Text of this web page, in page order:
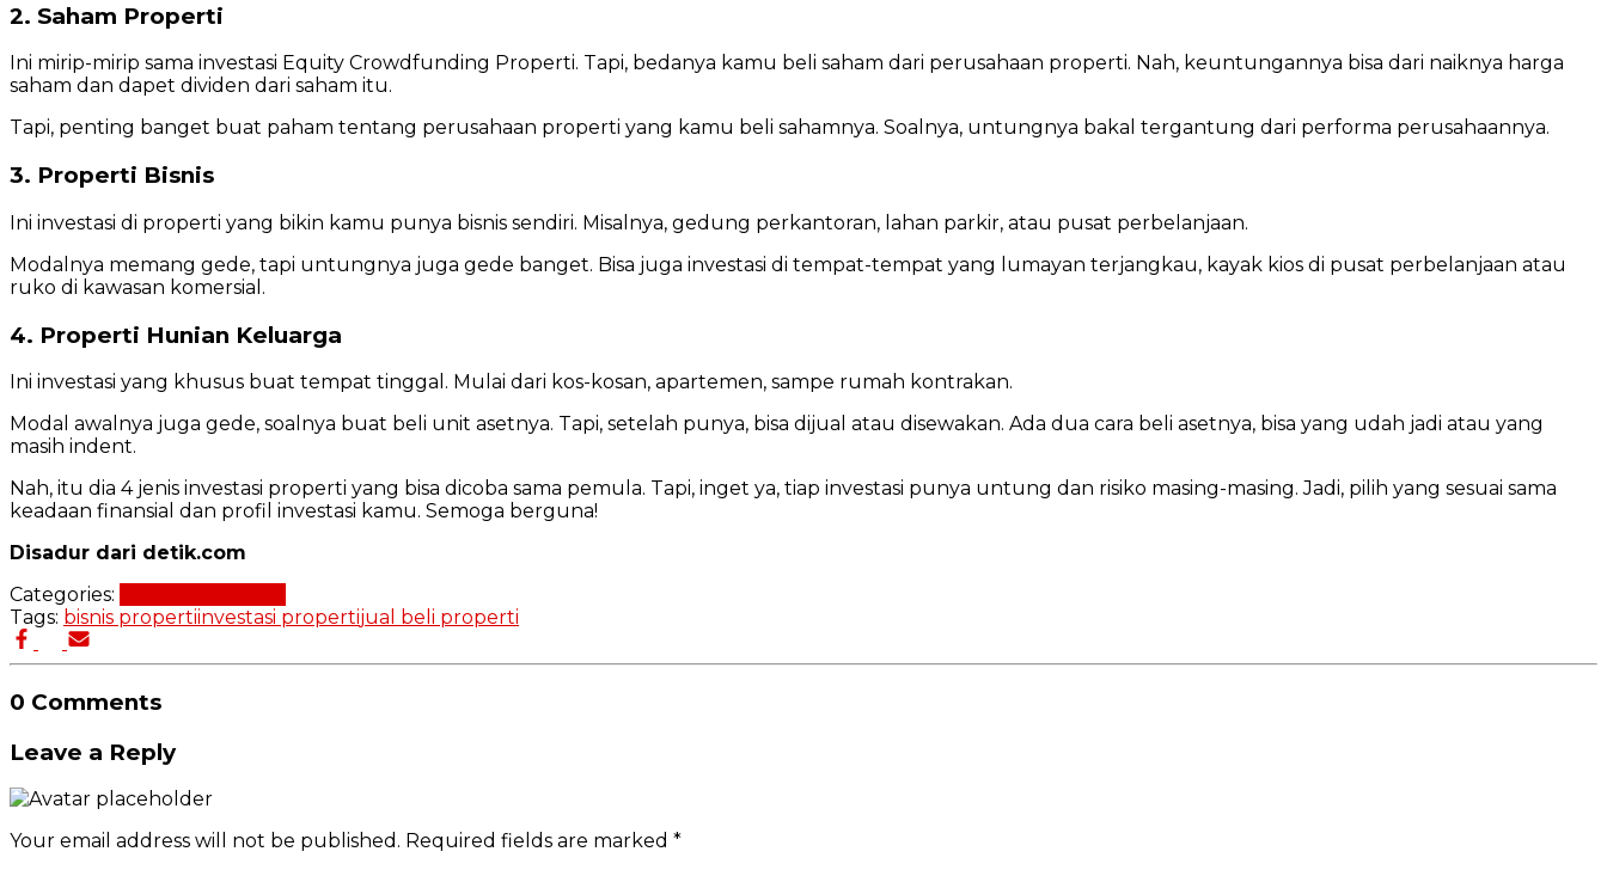
2. Saham Properti
Ini mirip-mirip sama investasi Equity Crowdfunding Properti. Tapi, bedanya kamu beli saham dari perusahaan properti. Nah, keuntungannya bisa dari naiknya harga
saham dan dapet dividen dari saham itu.
Tapi, penting banget buat paham tentang perusahaan properti yang kamu beli sahamnya. Soalnya, untungnya bakal tergantung dari performa perusahaannya.
3. Properti Bisnis
Ini investasi di properti yang bikin kamu punya bisnis sendiri. Misalnya, gedung perkantoran, lahan parkir, atau pusat perbelanjaan.
Modalnya memang gede, tapi untungnya juga gede banget. Bisa juga investasi di tempat-tempat yang lumayan terjangkau, kayak kios di pusat perbelanjaan atau
ruko di kawasan komersial.
4. Properti Hunian Keluarga
Ini investasi yang khusus buat tempat tinggal. Mulai dari kos-kosan, apartemen, sampe rumah kontrakan.
Modal awalnya juga gede, soalnya buat beli unit asetnya. Tapi, setelah punya, bisa dijual atau disewakan. Ada dua cara beli asetnya, bisa yang udah jadi atau yang
masih indent.
Nah, itu dia 4 jenis investasi properti yang bisa dicoba sama pemula. Tapi, inget ya, tiap investasi punya untung dan risiko masing-masing. Jadi, pilih yang sesuai sama
keadaan finansial dan profil investasi kamu. Semoga berguna!
Disadur dari detik.com
Categories:
Tags: bisnis propertiinvestasi propertijual beli properti
0 Comments
Leave a Reply
Your email address will not be published. Required fields are marked *